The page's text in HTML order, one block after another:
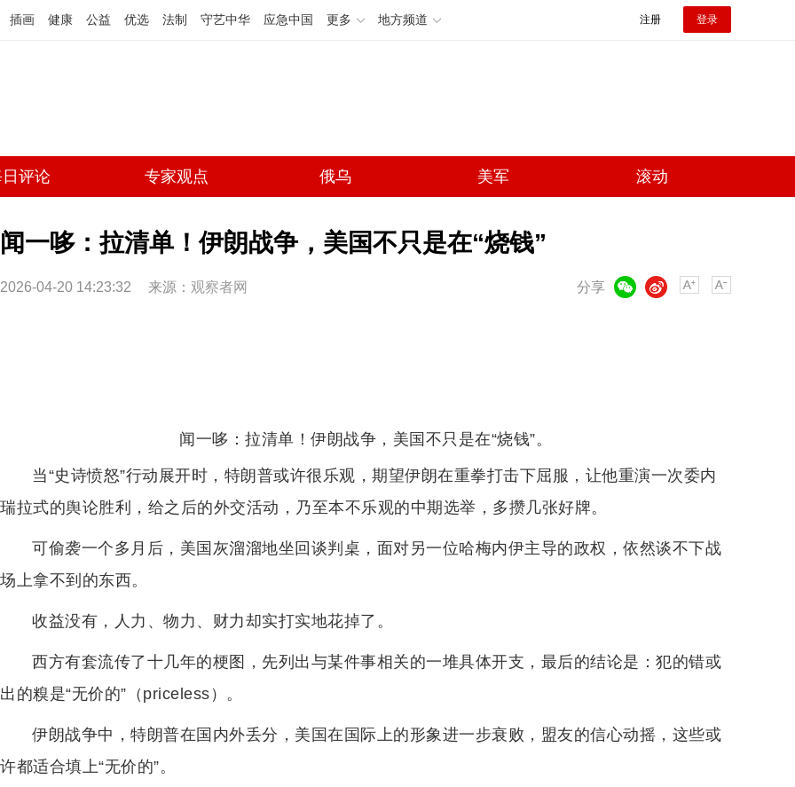
插画 健康 公益 优选 法制 守艺中华 应急中国 更多 地方频道 注册 登录
评论 专家观点 俄乌 美军 滚动
闻一哆：拉清单！伊朗战争，美国不只是在“烧钱”
2026-04-20 14:23:32 来源： 观察者网 分享
微博
闻一哆：拉清单！伊朗战争，美国不只是在“烧钱”。
当“史诗愤怒”行动展开时，特朗普或许很乐观，期望伊朗在重拳打击下屈服，让他重演一次委内
瑞拉式的舆论胜利，给之后的外交活动，乃至本不乐观的中期选举，多攒几张好牌。
可偷袭一个多月后，美国灰溜溜地坐回谈判桌，面对另一位哈梅内伊主导的政权，依然谈不下战
场上拿不到的东西。
收益没有，人力、物力、财力却实打实地花掉了。
西方有套流传了十几年的梗图，先列出与某件事相关的一堆具体开支，最后的结论是：犯的错或
出的糗是“无价的”（priceless）。
伊朗战争中，特朗普在国内外丢分，美国在国际上的形象进一步衰败，盟友的信心动摇，这些或
许都适合填上“无价的”。